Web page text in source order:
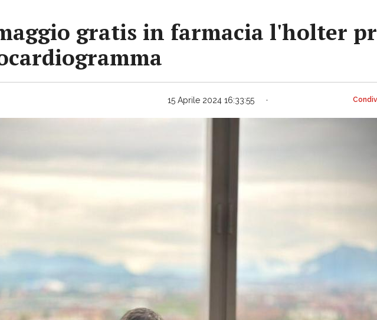
gratis in farmacia l'holter
15 Aprile 2024 16:33:55